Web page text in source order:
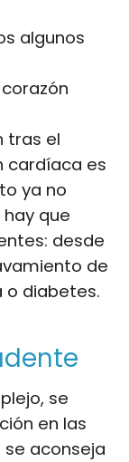
algunos
tras el
cardíaca es
ya no
que
desde
de
o diabetes.
se
en las
aconseja